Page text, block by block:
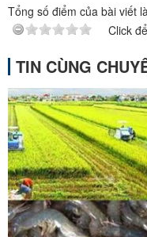
Tổng số điểm của bài viết
Click
TIN CÙNG